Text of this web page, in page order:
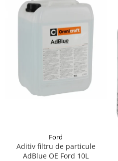
Ford
Aditiv filtru de particule
AdBlue OE Ford 10L